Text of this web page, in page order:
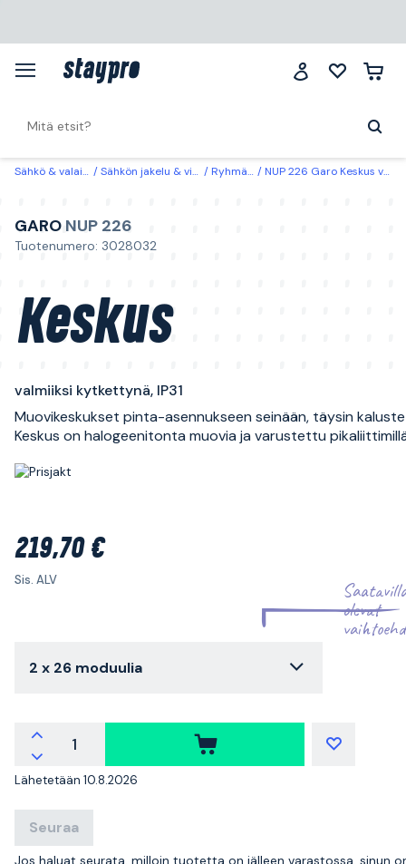
Sähkö & valaistus Sähkön jakelu & virrantuotto Ryhmäkeskukset NUP 226 Garo Keskus valmiiksi kytkettynä, IP31 2 x 26 moduulia
GARO NUP 226
Tuotenumero: 3028032
Keskus
valmiiksi kytkettynä, IP31
Muovikeskukset pinta-asennukseen seinään, täysin
Keskus on halogeenitonta muovia ja varustettu
219,70 €
Sis. ALV
olevat
2 x 26 moduulia
Lähetetään 10.8.2026
Seuraa
Jos haluat seurata, milloin tuotetta on jälleen varastossa, sinun